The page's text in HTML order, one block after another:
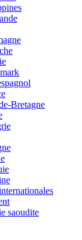
Bretagne
saoudite